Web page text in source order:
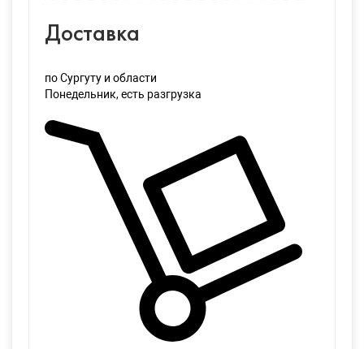
Доставка
по Сургуту и области
Понедельник, есть разгрузка